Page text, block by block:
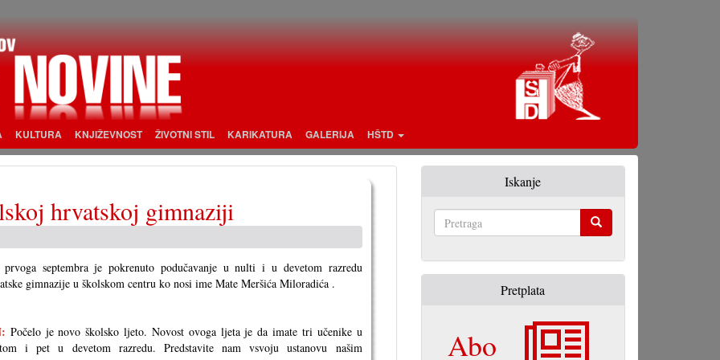
KULTURA KNJIŽEVNOST ŽIVOTNI STIL KARIKATURA GALERIJA HŠTD
hrvatskoj gimnaziji
prvoga septembra je pokrenuto podučavanje u nulti i u devetom razredu
gimnazije u školskom centru ko nosi ime Mate Meršića Miloradića .
Počelo je novo školsko ljeto. Novost ovoga ljeta je da imate tri učenike u
i pet u devetom razredu. Predstavite nam vsvoju ustanovu našim
Iskanje
Pretplata
Abo